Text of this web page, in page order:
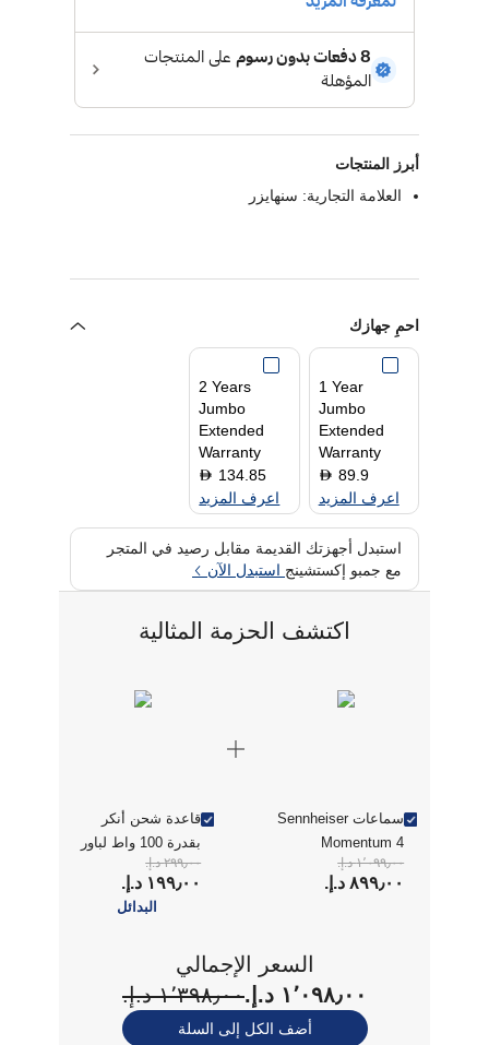
أبرز المنتجات
العلامة التجارية: سنهايزر
احمِ جهازك
1 Year
Jumbo
Extended
Warranty
D 89.9
اعرف المزيد
2 Years
Jumbo
Extended
Warranty
D 134.85
اعرف المزيد
استبدل أجهزتك القديمة مقابل رصيد في المتجر
مع جمبو إكستشينج استبدل الآن
اكتشف الحزمة المثالية
سماعات Sennheiser
Momentum 4
اللاسلكية فوق الأذن -
أسود
٨٩٩٫٠٠ د.إ.‏
١٬٠٩٩٫٠٠ د.إ.‏
قاعدة شحن أنكر
بقدرة 100 واط لباور
بانك أنكر برايم
سوداء
١٩٩٫٠٠ د.إ.‏
٢٩٩٫٠٠ د.إ.‏
البدائل
السعر الإجمالي
١٬٠٩٨٫٠٠ د.إ.‏
١٬٣٩٨٫٠٠ د.إ.‏
أضف الكل إلى السلة